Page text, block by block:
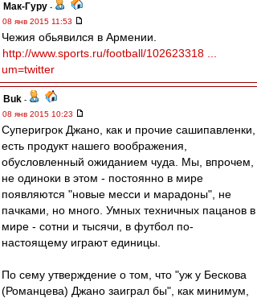
Мак-Гуру -
08 янв 2015 11:53
Чежия обьявился в Армении.
http://www.sports.ru/football/102623318 ...
um=twitter
Buk -
08 янв 2015 10:23
Суперигрок Джано, как и прочие сашипавленки,
есть продукт нашего воображения,
обусловленный ожиданием чуда. Мы, впрочем,
не одиноки в этом - постоянно в мире
появляются "новые месси и марадоны", не
пачками, но много. Умных техничных пацанов в
мире - сотни и тысячи, в футбол по-
настоящему играют единицы.
По сему утверждение о том, что "уж у Бескова
(Романцева) Джано заиграл бы", как минимум,